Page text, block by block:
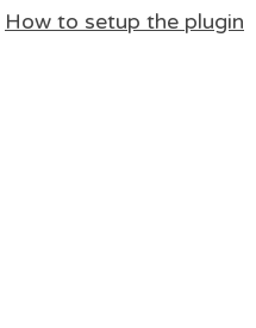
How to setup the plugin